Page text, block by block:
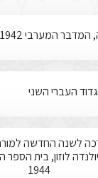
המערבי 1942 (?)
העברי השני
לשנה החדשה
לוזון, בית הספר
1944